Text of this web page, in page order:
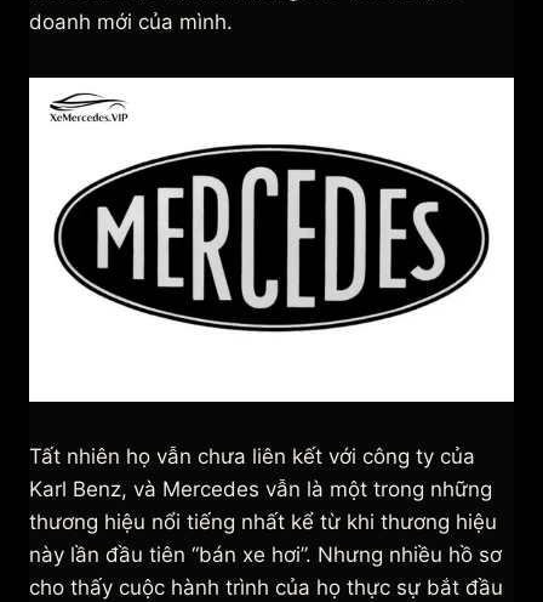
doanh mới của mình.
Tất nhiên họ vẫn chưa liên kết với công ty của
Karl Benz, và Mercedes vẫn là một trong những
thương hiệu nổi tiếng nhất kể từ khi thương hiệu
này lần đầu tiên “bán xe hơi”. Nhưng nhiều hồ sơ
cho thấy cuộc hành trình của họ thực sự bắt đầu